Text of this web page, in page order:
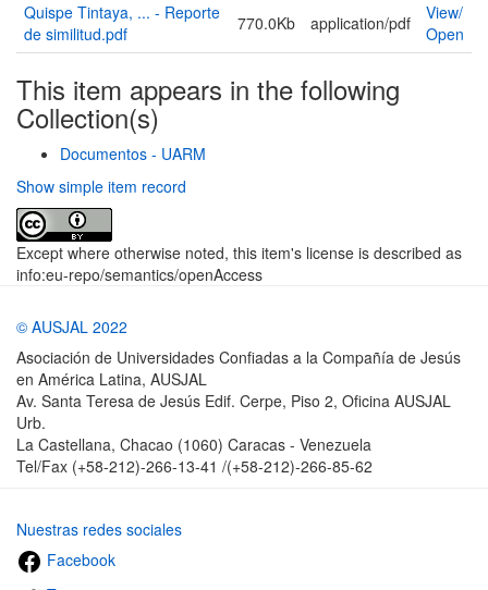
Quispe Tintaya, ... - Reporte
de similitud.pdf
770.0Kb application/pdf
View/
Open
This item appears in the following
Collection(s)
Documentos - UARM
Show simple item record
Except where otherwise noted, this item's license is described as
info:eu-repo/semantics/openAccess
© AUSJAL 2022
Asociación de Universidades Confiadas a la Compañía de Jesús
en América Latina, AUSJAL
Av. Santa Teresa de Jesús Edif. Cerpe, Piso 2, Oficina AUSJAL
Urb.
La Castellana, Chacao (1060) Caracas - Venezuela
Tel/Fax (+58-212)-266-13-41 /(+58-212)-266-85-62
Nuestras redes sociales
Facebook